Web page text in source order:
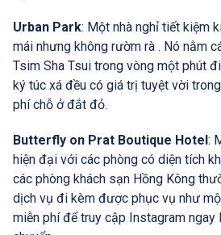
Urban Park: Một nhà nghỉ tiết kiệm
mái nhưng không rườm rà . Nó nằm
Tsim Sha Tsui trong vòng một phút
ký túc xá đều có giá trị tuyệt vời
phí chỗ ở đắt đỏ.
Butterfly on Prat Boutique Hotel:
hiện đại với các phòng có diện tích
các phòng khách sạn Hồng Kông
dịch vụ đi kèm được phục vụ như
miễn phí để truy cập Instagram